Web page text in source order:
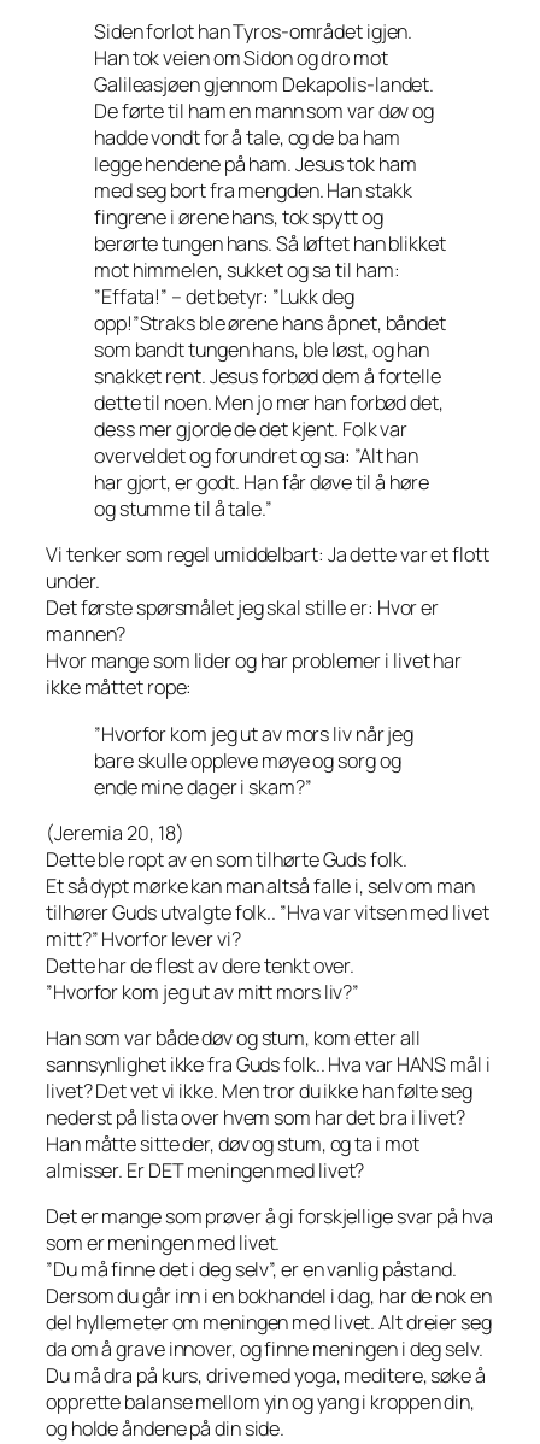
Siden forlot han Tyros-området igjen.
Han tok veien om Sidon og dro mot
Galileasjøen gjennom Dekapolis-landet.
De førte til ham en mann som var døv og
hadde vondt for å tale, og de ba ham
legge hendene på ham. Jesus tok ham
med seg bort fra mengden. Han stakk
fingrene i ørene hans, tok spytt og
berørte tungen hans. Så løftet han blikket
mot himmelen, sukket og sa til ham:
”Effata!” – det betyr: ”Lukk deg
opp!”Straks ble ørene hans åpnet, båndet
som bandt tungen hans, ble løst, og han
snakket rent. Jesus forbød dem å fortelle
dette til noen. Men jo mer han forbød det,
dess mer gjorde de det kjent. Folk var
overveldet og forundret og sa: ”Alt han
har gjort, er godt. Han får døve til å høre
og stumme til å tale.”
Vi tenker som regel umiddelbart: Ja dette var et flott
under.
Det første spørsmålet jeg skal stille er: Hvor er
mannen?
Hvor mange som lider og har problemer i livet har
ikke måttet rope:
”Hvorfor kom jeg ut av mors liv når jeg
bare skulle oppleve møye og sorg og
ende mine dager i skam?”
(Jeremia 20, 18)
Dette ble ropt av en som tilhørte Guds folk.
Et så dypt mørke kan man altså falle i, selv om man
tilhører Guds utvalgte folk.. ”Hva var vitsen med livet
mitt?” Hvorfor lever vi?
Dette har de flest av dere tenkt over.
”Hvorfor kom jeg ut av mitt mors liv?”
Han som var både døv og stum, kom etter all
sannsynlighet ikke fra Guds folk.. Hva var HANS mål i
livet? Det vet vi ikke. Men tror du ikke han følte seg
nederst på lista over hvem som har det bra i livet?
Han måtte sitte der, døv og stum, og ta i mot
almisser. Er DET meningen med livet?
Det er mange som prøver å gi forskjellige svar på hva
som er meningen med livet.
”Du må finne det i deg selv”, er en vanlig påstand.
Dersom du går inn i en bokhandel i dag, har de nok en
del hyllemeter om meningen med livet. Alt dreier seg
da om å grave innover, og finne meningen i deg selv.
Du må dra på kurs, drive med yoga, meditere, søke å
opprette balanse mellom yin og yang i kroppen din,
og holde åndene på din side.